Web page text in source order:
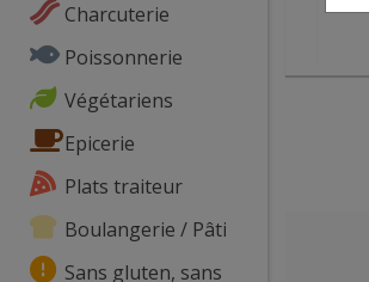
Charcuterie
Poissonnerie
Végétariens
Epicerie
Plats traiteur
Boulangerie / Pâtisserie
Sans gluten, sans lactose, ...